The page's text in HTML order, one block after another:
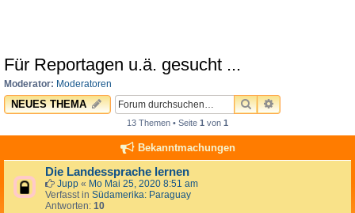
Für Reportagen u.ä. gesucht ...
Moderator: Moderatoren
NEUES THEMA SUCHEERWEITERTE
13 Themen • Seite 1 von 1
Bekanntmachungen
Die Landessprache lernen
Jupp « Mo Mai 25, 2020 8:51 am
Verfasst in Südamerika: Paraguay
Antworten: 10